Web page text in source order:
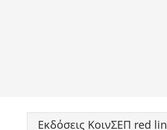
Εκδόσεις ΚοινΣΕΠ red